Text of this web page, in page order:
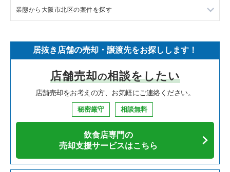
中華の居抜き売却物件の案件一覧
寿司の居抜き売却物件の案件一覧
焼肉の居抜き売却物件の案件一覧
鉄板焼き・お好み焼の居抜き売却物件の案件一覧
カフェの居抜き売却物件の案件一覧
テイクアウトの居抜き売却物件の案件一覧
千葉県の飲食店の居抜き売却物件の案件一覧
神奈川県の飲食店の居抜き売却物件の案件一覧
大阪府の飲食店の居抜き売却物件の案件一覧
兵庫県の飲食店の居抜き売却物件の案件一覧
愛知県の飲食店の居抜き売却物件の案件一覧
岐阜県の飲食店の居抜き売却物件の案件一覧
大阪市中央区の飲食店の居抜き売却物件の案件一覧
堺市北区の飲食店の居抜き売却物件の案件一覧
堺市中区の飲食店の居抜き売却物件の案件一覧
大阪市西区の飲食店の居抜き売却物件の案件一覧
大阪市福島区の飲食店の居抜き売却物件の案件一覧
豊中市の飲食店の居抜き売却物件の案件一覧
大阪府のラーメンの居抜き売却物件の案件一覧
大阪府のイタリア料理の居抜き売却物件の案件一覧
大阪府の中華の居抜き売却物件の案件一覧
大阪府のそば・うどんの居抜き売却物件の案件一覧
大阪府の焼肉の居抜き売却物件の案件一覧
大阪府の鉄板焼き・お好み焼の居抜き売却物件の案件一覧
業態から大阪市北区の案件を探す
大阪市北区のフランス料理の居抜き売却物件の案件一覧
大阪市北区のイタリア料理の居抜き売却物件の案件一覧
大阪市北区の中華の居抜き売却物件の案件一覧
大阪市北区の焼肉の居抜き売却物件の案件一覧
大阪市北区のアジア料理の居抜き売却物件の案件一覧
居抜き店舗の売却・譲渡先をお探しします！
店舗売却の相談をしたい
店舗売却をお考えの方、お気軽にご連絡ください。
秘密厳守 相談無料
飲食店専門の
売却支援サービスはこちら